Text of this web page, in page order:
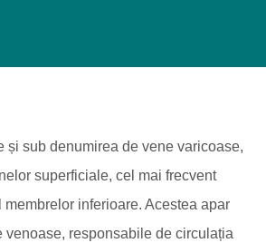
și sub denumirea de vene varicoase,
superficiale, cel mai frecvent
membrelor inferioare. Acestea apar
venoase, responsabile de circulația